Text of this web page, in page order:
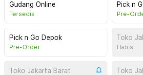
Gudang Online
Tersedia
Pick n
Pre-
Pick n Go Depok
Pre-Order
Toko
Habis
Toko Jakarta Barat Toko